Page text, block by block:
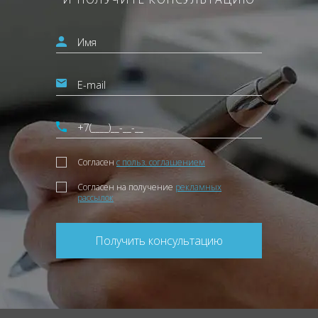
Согласен с польз. соглашением
Согласен на получение рекламных
рассылок
Получить консультацию